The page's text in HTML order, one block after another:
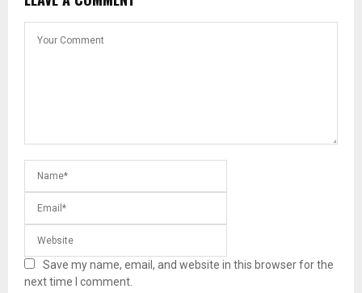
Save my name, email, and website in this browser for the
next time I comment.